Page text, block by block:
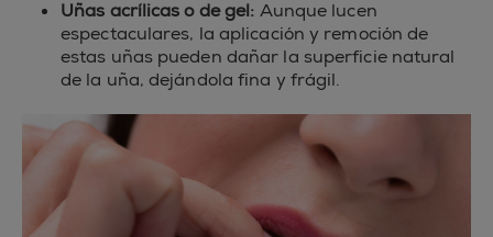
Uñas acrílicas o de gel: Aunque lucen
espectaculares, la aplicación y remoción de
estas uñas pueden dañar la superficie natural
de la uña, dejándola fina y frágil.